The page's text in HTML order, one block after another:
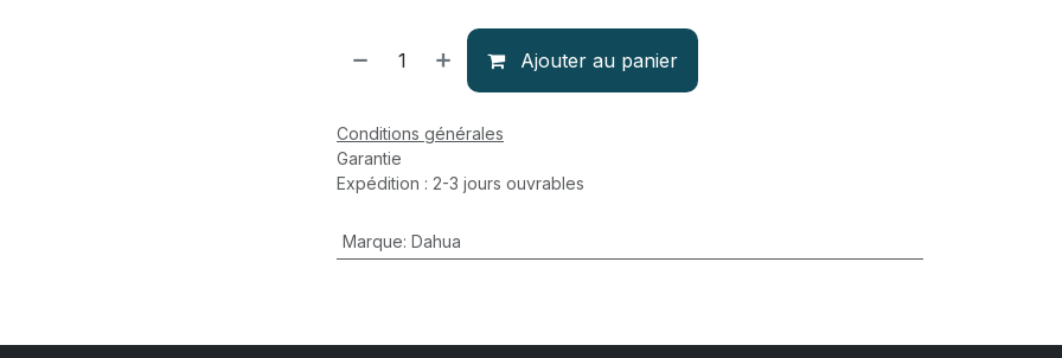
Ajouter au panier
Conditions générales
Garantie
Expédition : 2-3 jours ouvrables
Marque: Dahua